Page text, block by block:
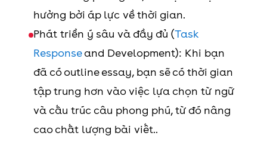
hưởng bởi áp lực về thời gian.
Phát triển ý sâu và đầy đủ (Task
Responseand Development): Khi bạn
đã có outline essay, bạn sẽ có thời gian
tập trung hơn vào việc lựa chọn từ ngữ
và cấu trúc câu phong phú, từ đó nâng
cao chất lượng bài viết..